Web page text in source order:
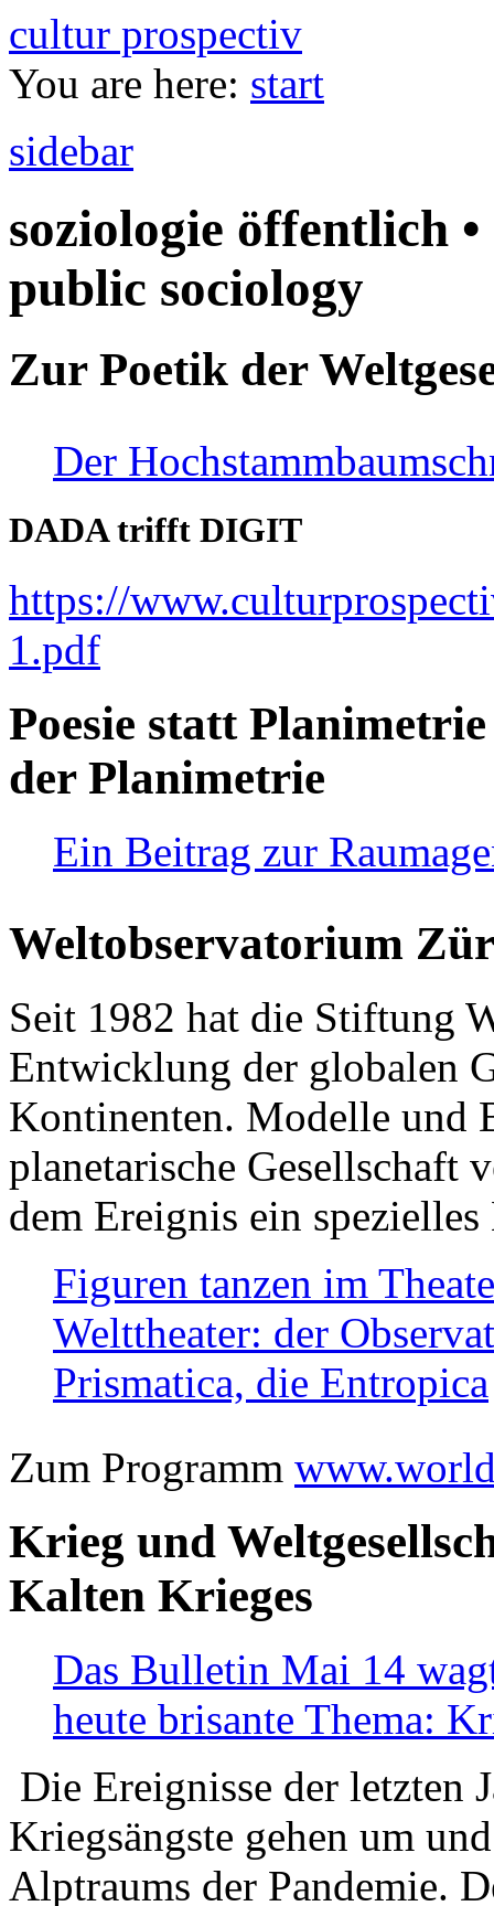
cultur prospectiv
You are here: start
sidebar
soziologie öffentlich
public sociology
Zur Poetik der
Der
DADA trifft DIGIT
https://
1.pdf
Poesie statt
der Planimetrie
Ein Beitrag zur
Weltobservatorium
Seit 1982 hat die Stiftung
Entwicklung der globalen
Kontinenten. Modelle und
planetarische Gesellschaft
dem Ereignis ein
Figuren tanzen im
Welttheater: der
Prismatica, die Entropica
Zum Programm
Krieg und
Kalten Krieges
Das Bulletin Mai 14
heute brisante Thema:
Die Ereignisse der letzten
Kriegsängste gehen um
Alptraums der Pandemie.